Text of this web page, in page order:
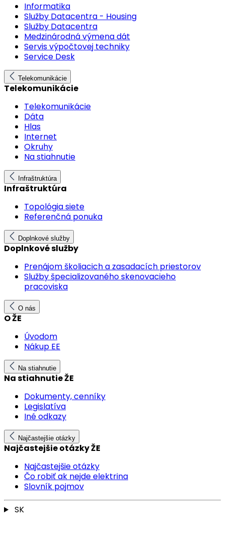
Informatika
Služby Datacentra - Housing
Služby Datacentra
Medzinárodná výmena dát
Servis výpočtovej techniky
Service Desk
Telekomunikácie
Telekomunikácie
Telekomunikácie
Dáta
Hlas
Internet
Okruhy
Na stiahnutie
Infraštruktúra
Infraštruktúra
Topológia siete
Referenčná ponuka
Doplnkové služby
Doplnkové služby
Prenájom školiacich a zasadacích priestorov
Služby špecializovaného skenovacieho
pracoviska
O nás
O ŽE
Úvodom
Nákup EE
Na stiahnutie
Na stiahnutie ŽE
Dokumenty, cenníky
Legislatíva
Iné odkazy
Najčastejšie otázky
Najčastejšie otázky ŽE
Najčastejšie otázky
Čo robiť ak nejde elektrina
Slovník pojmov
SK